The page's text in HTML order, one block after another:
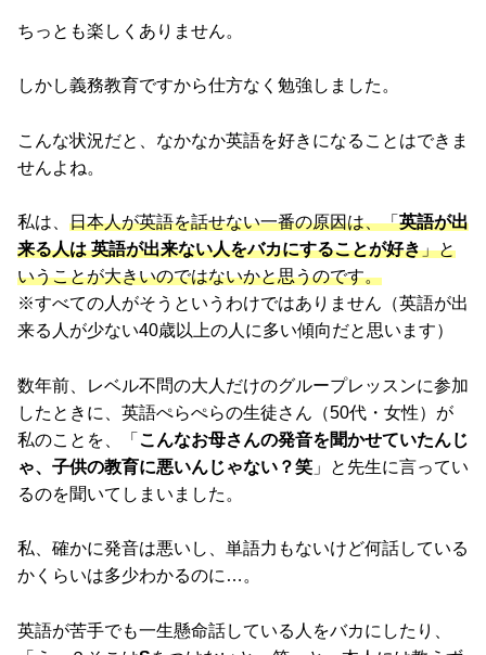
ちっとも楽しくありません。
しかし義務教育ですから仕方なく勉強しました。
こんな状況だと、なかなか英語を好きになることはできま
せんよね。
私は、 日本人が英語を話せない一番の原因は、「英語が出
来る人は 英語が出来ない人をバカにすることが好き」と
いうことが大きいのではないかと思うのです。
※すべての人がそうというわけではありません（英語が出
来る人が少ない40歳以上の人に多い傾向だと思います）
数年前、レベル不問の大人だけのグループレッスンに参加
したときに、英語ぺらぺらの生徒さん（50代・女性）が
私のことを、「 こんなお母さんの発音を聞かせていたんじ
ゃ、子供の教育に悪いんじゃない？笑 」と先生に言ってい
るのを聞いてしまいました。
私、確かに発音は悪いし、単語力もないけど何話している
かくらいは多少わかるのに…。
英語が苦手でも一生懸命話している人をバカにしたり、